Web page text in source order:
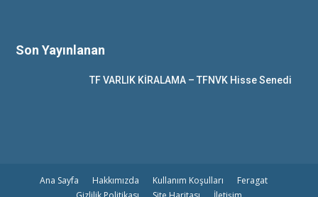
Son Yayınlanan
TF VARLIK KİRALAMA – TFNVK Hisse Senedi
Ana Sayfa Hakkımızda Kullanım Koşulları
Feragat